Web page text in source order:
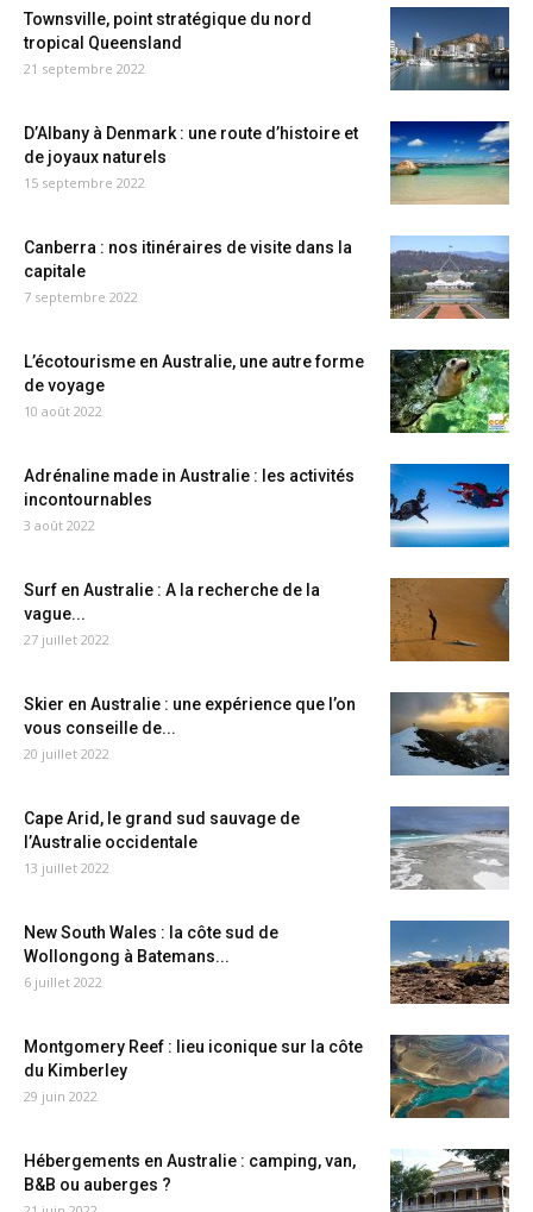
Townsville, point stratégique du nord
tropical Queensland
21 septembre 2022
D’Albany à Denmark : une route d’histoire et
de joyaux naturels
15 septembre 2022
Canberra : nos itinéraires de visite dans la
capitale
7 septembre 2022
L’écotourisme en Australie, une autre forme
de voyage
10 août 2022
Adrénaline made in Australie : les activités
incontournables
3 août 2022
Surf en Australie : A la recherche de la
vague...
27 juillet 2022
Skier en Australie : une expérience que l’on
vous conseille de...
20 juillet 2022
Cape Arid, le grand sud sauvage de
l’Australie occidentale
13 juillet 2022
New South Wales : la côte sud de
Wollongong à Batemans...
6 juillet 2022
Montgomery Reef : lieu iconique sur la côte
du Kimberley
29 juin 2022
Hébergements en Australie : camping, van,
B&B ou auberges ?